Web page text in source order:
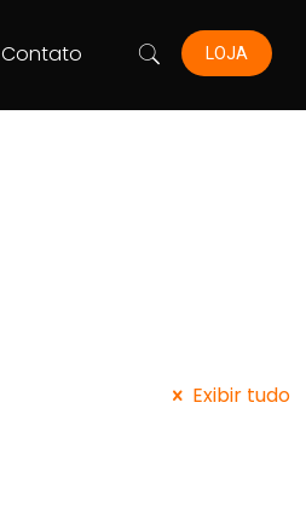
Contato LOJA
Exibir tudo